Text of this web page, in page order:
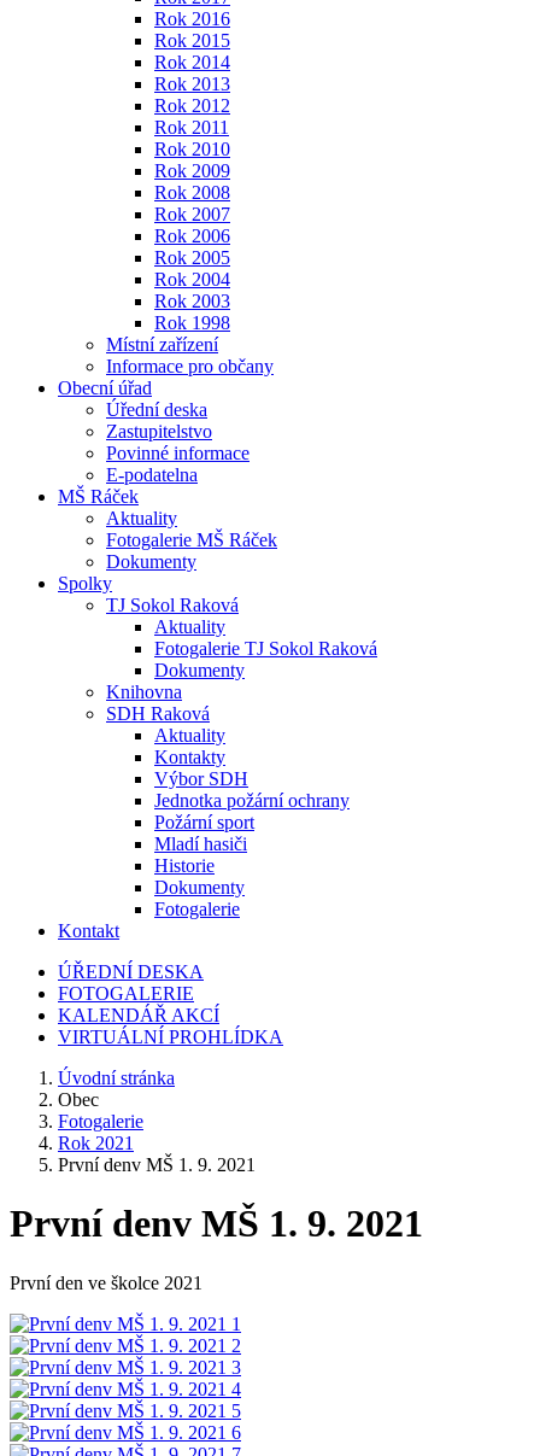
Rok 2016
Rok 2015
Rok 2014
Rok 2013
Rok 2012
Rok 2011
Rok 2010
Rok 2009
Rok 2008
Rok 2007
Rok 2006
Rok 2005
Rok 2004
Rok 2003
Rok 1998
Místní zařízení
Informace pro občany
Obecní úřad
Úřední deska
Zastupitelstvo
Povinné informace
E-podatelna
MŠ Ráček
Aktuality
Fotogalerie MŠ Ráček
Dokumenty
Spolky
TJ Sokol Raková
Aktuality
Fotogalerie TJ Sokol Raková
Dokumenty
Knihovna
SDH Raková
Aktuality
Kontakty
Výbor SDH
Jednotka požární ochrany
Požární sport
Mladí hasiči
Historie
Dokumenty
Fotogalerie
Kontakt
ÚŘEDNÍ DESKA
FOTOGALERIE
KALENDÁŘ AKCÍ
VIRTUÁLNÍ PROHLÍDKA
Úvodní stránka
Obec
Fotogalerie
Rok 2021
První denv MŠ 1. 9. 2021
První denv MŠ 1. 9. 2021
První den ve školce 2021